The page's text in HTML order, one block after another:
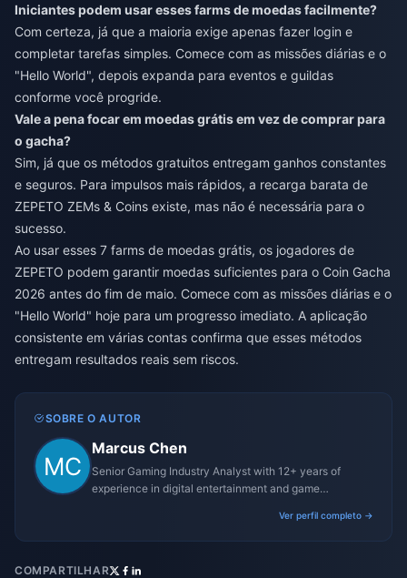
Iniciantes podem usar esses farms de moedas facilmente?
Com certeza, já que a maioria exige apenas fazer login e
completar tarefas simples. Comece com as missões diárias e o
"Hello World", depois expanda para eventos e guildas
conforme você progride.
Vale a pena focar em moedas grátis em vez de comprar para
o gacha?
Sim, já que os métodos gratuitos entregam ganhos constantes
e seguros. Para impulsos mais rápidos, a recarga barata de
ZEPETO ZEMs & Coins existe, mas não é necessária para o
sucesso.
Ao usar esses 7 farms de moedas grátis, os jogadores de
ZEPETO podem garantir moedas suficientes para o Coin Gacha
2026 antes do fim de maio. Comece com as missões diárias e o
"Hello World" hoje para um progresso imediato. A aplicação
consistente em várias contas confirma que esses métodos
entregam resultados reais sem riscos.
SOBRE O AUTOR
Marcus Chen
Senior Gaming Industry Analyst with 12+ years of
experience in digital entertainment and game
Ver perfil completo →
COMPARTILHAR